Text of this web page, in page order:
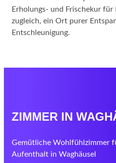
Erholungs- und Frischekur für
zugleich, ein Ort purer
Entschleunigung.
ZIMMER IN
Gemütliche Wohlfühlzimmer
Aufenthalt in Waghäusel